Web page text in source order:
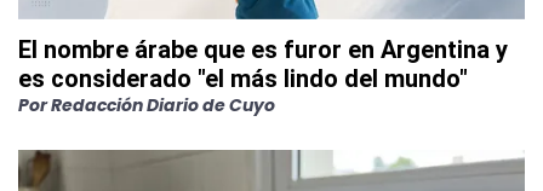
El nombre árabe que es furor en Argentina y
es considerado "el más lindo del mundo"
PorRedacción Diario de Cuyo